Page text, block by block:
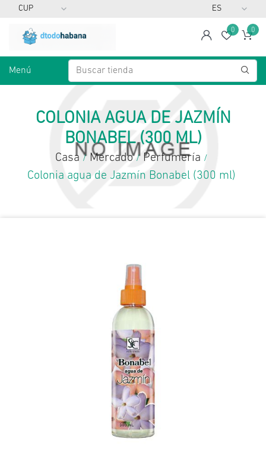
spanLista
0 0
Menú
COLONIA AGUA DE JAZMÍN
BONABEL (300 ML)
Casa / Mercado / Perfumería /
Colonia agua de Jazmín Bonabel (300 ml)